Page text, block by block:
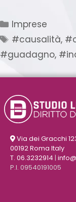
Imprese
#causalità,
#guadagno,
Via dei Gracchi
00192 Roma Italy
T. 06.3232914 |
P.I. 09540191005